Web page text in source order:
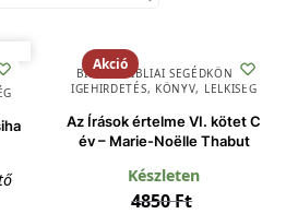
Akció
BIBLIA,BIBLIAI SEGÉDKÖNYV,
IGEHIRDETÉS, KÖNYV, LELKISÉG
Az Írások értelme VI. kötet C
év – Marie-Noëlle Thabut
Készleten
4850Ft